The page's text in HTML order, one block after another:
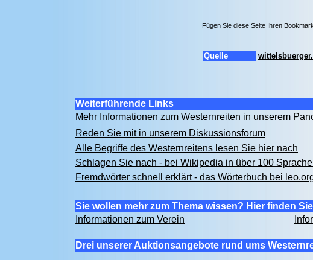
Fügen Sie diese Seite Ihren
Quelle
Weiterführende Links
Mehr Informationen zum Westernreiten in unserem
Reden Sie mit in unserem Diskussionsforum
Alle Begriffe des Westernreitens lesen Sie hier nach
Schlagen Sie nach - bei Wikipedia in über 100
Fremdwörter schnell erklärt - das Wörterbuch bei
Sie wollen mehr zum Thema wissen? Hier finden Sie
Informationen zum Verein
Drei unserer Auktionsangebote rund ums